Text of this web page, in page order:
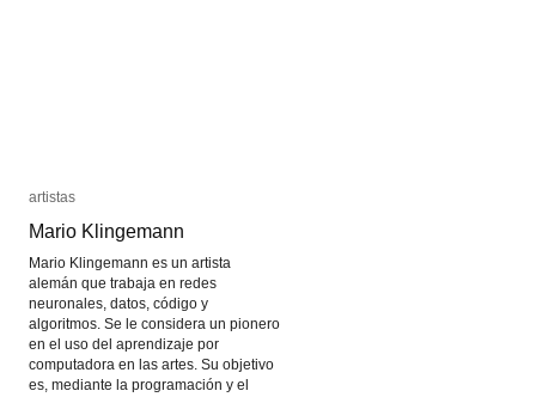
artistas
Mario Klingemann
Mario Klingemann es un artista
alemán que trabaja en redes
neuronales, datos, código y
algoritmos. Se le considera un pionero
en el uso del aprendizaje por
computadora en las artes. Su objetivo
es, mediante la programación y el
artistas
Mario Klingemann